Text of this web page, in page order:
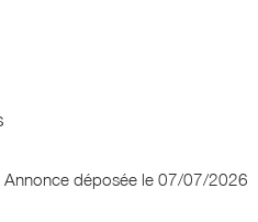
Annonce déposée le 07/07/2026